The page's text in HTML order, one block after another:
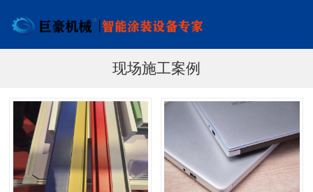
现场施工案例